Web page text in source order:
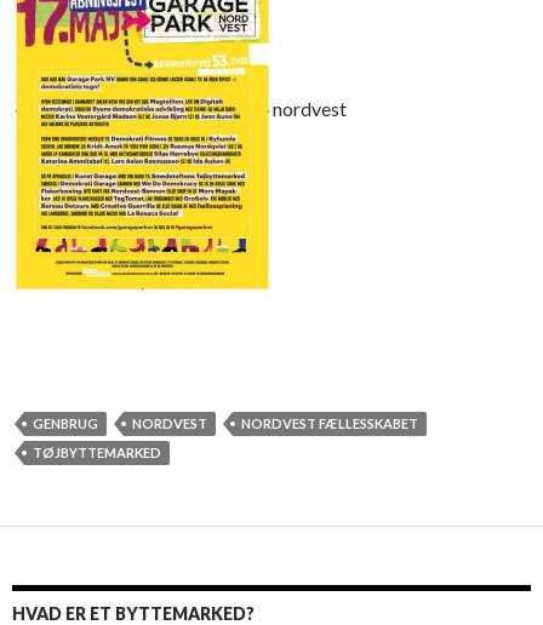
nordvest
GENBRUG NORDVEST
NORDVEST FÆLLESSKABET
TØJBYTTEMARKED
HVAD ER ET BYTTEMARKED?